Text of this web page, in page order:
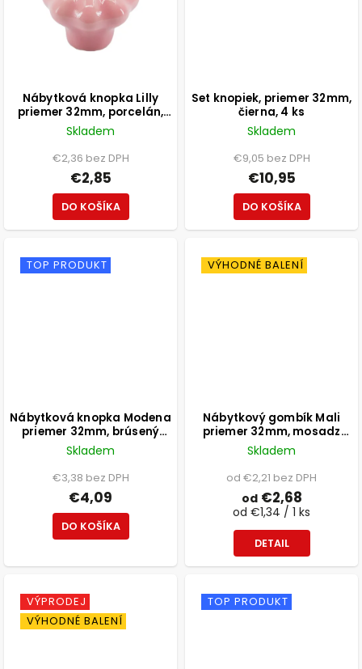
Nábytková knopka Lilly
priemer 32mm, porcelán,
ružová
Skladem
€2,36 bez DPH
€2,85
DO KOŠÍKA
Set knopiek, priemer 32mm,
čierna, 4 ks
Skladem
€9,05 bez DPH
€10,95
DO KOŠÍKA
TOP PRODUKT
Nábytková knopka Modena
priemer 32mm, brúsený
saténový nikel
Skladem
€3,38 bez DPH
€4,09
DO KOŠÍKA
VÝHODNÉ BALENÍ
Nábytkový gombík Mali
priemer 32mm, mosadz
patina
Skladem
od €2,21 bez DPH
od€2,68
od €1,34 / 1 ks
DETAIL
VÝPRODEJ
VÝHODNÉ BALENÍ
TOP PRODUKT